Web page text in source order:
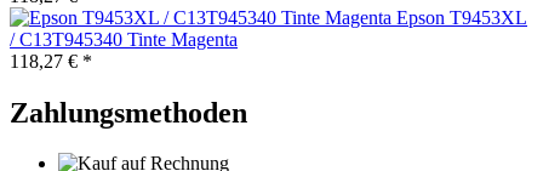
Epson T9453XL
/ C13T945340 Tinte Magenta
118,27 € *
Zahlungsmethoden